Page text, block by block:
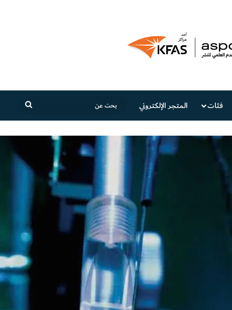
فئات المتجر الإلكتروني
عن